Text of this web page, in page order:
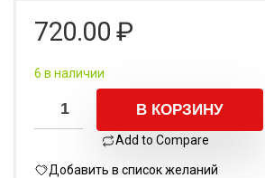
720.00 ₽
6 в наличии
В КОРЗИНУ
Add to Compare
Добавить в список желаний